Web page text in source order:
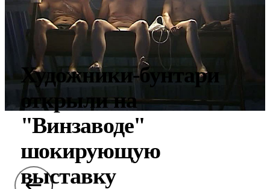
Художники-бунтари
открыли на
"Винзаводе"
шокирующую
выставку